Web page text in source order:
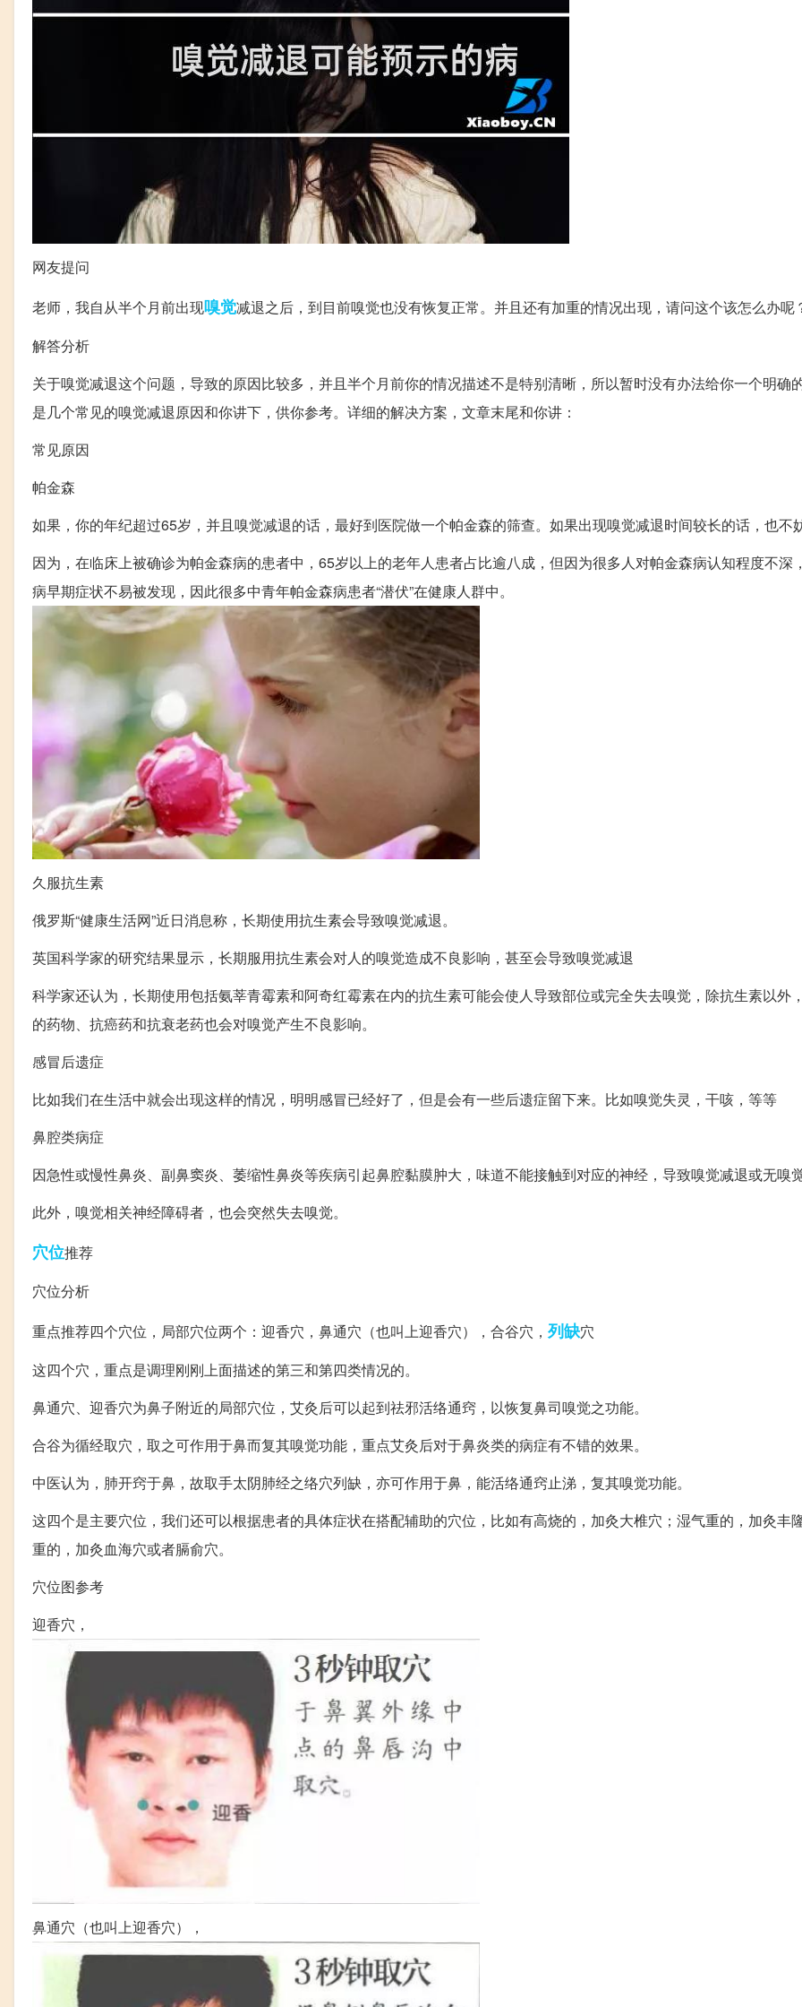
网友提问
老师，我自从半个月前出现嗅觉减退之后，到目前嗅觉也没有恢复正常。并且还有加重的情况出现，请问这个该怎么办呢
解答分析
关于嗅觉减退这个问题，导致的原因比较多，并且半个月前你的情况描述不是特别清晰，所以暂时没有办法给你一个明确
是几个常见的嗅觉减退原因和你讲下，供你参考。详细的解决方案，文章末尾和你讲：
常见原因
帕金森
如果，你的年纪超过65岁，并且嗅觉减退的话，最好到医院做一个帕金森的筛查。如果出现嗅觉减退时间较长的话，也不
因为，在临床上被确诊为帕金森病的患者中，65岁以上的老年人患者占比逾八成，但因为很多人对帕金森病认知程度不深
病早期症状不易被发现，因此很多中青年帕金森病患者“潜伏”在健康人群中。
久服抗生素
俄罗斯“健康生活网”近日消息称，长期使用抗生素会导致嗅觉减退。
英国科学家的研究结果显示，长期服用抗生素会对人的嗅觉造成不良影响，甚至会导致嗅觉减退
科学家还认为，长期使用包括氨莘青霉素和阿奇红霉素在内的抗生素可能会使人导致部位或完全失去嗅觉，除抗生素以外
的药物、抗癌药和抗衰老药也会对嗅觉产生不良影响。
感冒后遗症
比如我们在生活中就会出现这样的情况，明明感冒已经好了，但是会有一些后遗症留下来。比如嗅觉失灵，干咳，等等
鼻腔类病症
因急性或慢性鼻炎、副鼻窦炎、萎缩性鼻炎等疾病引起鼻腔黏膜肿大，味道不能接触到对应的神经，导致嗅觉减退或无嗅觉
此外，嗅觉相关神经障碍者，也会突然失去嗅觉。
穴位推荐
穴位分析
重点推荐四个穴位，局部穴位两个：迎香穴，鼻通穴（也叫上迎香穴），合谷穴， 列缺穴
这四个穴，重点是调理刚刚上面描述的第三和第四类情况的。
鼻通穴、迎香穴为鼻子附近的局部穴位，艾灸后可以起到祛邪活络通窍，以恢复鼻司嗅觉之功能。
合谷为循经取穴，取之可作用于鼻而复其嗅觉功能，重点艾灸后对于鼻炎类的病症有不错的效果。
中医认为，肺开窍于鼻，故取手太阴肺经之络穴列缺，亦可作用于鼻，能活络通窍止涕，复其嗅觉功能。
这四个是主要穴位，我们还可以根据患者的具体症状在搭配辅助的穴位，比如有高烧的，加灸大椎穴；湿气重的，加灸丰
重的，加灸血海穴或者膈俞穴。
穴位图参考
迎香穴，
鼻通穴（也叫上迎香穴），